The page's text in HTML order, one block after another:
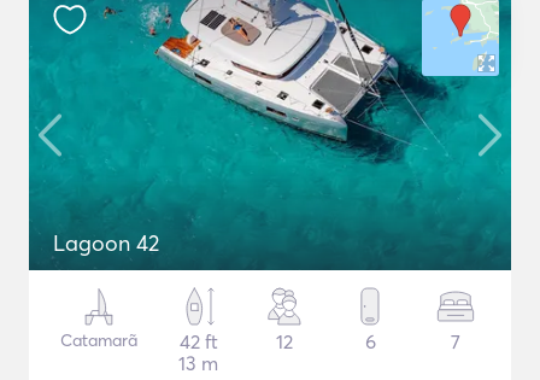
Lagoon 42
Catamarã
42 ft
13 m
12 6 7